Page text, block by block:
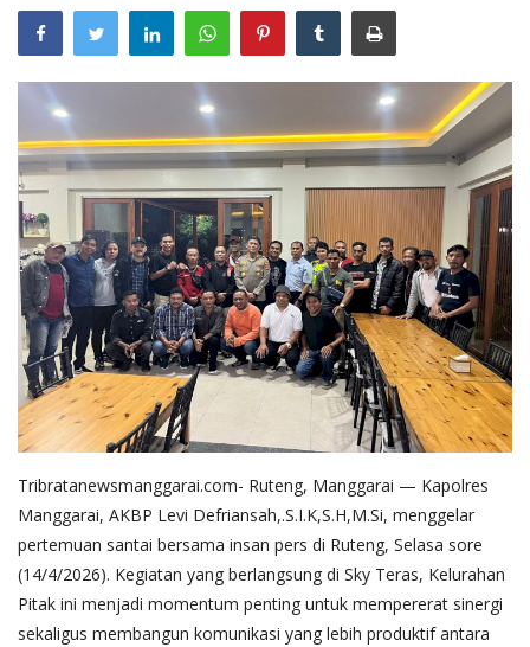
Reskrim
Lantas
Giat Ops
Polisi Kita
Mitra Polisi
Tribratanewsmanggarai.com- Ruteng, Manggarai — Kapolres
Manggarai, AKBP Levi Defriansah,.S.I.K,S.H,M.Si, menggelar
pertemuan santai bersama insan pers di Ruteng, Selasa sore
(14/4/2026). Kegiatan yang berlangsung di Sky Teras, Kelurahan
Pitak ini menjadi momentum penting untuk mempererat sinergi
sekaligus membangun komunikasi yang lebih produktif antara